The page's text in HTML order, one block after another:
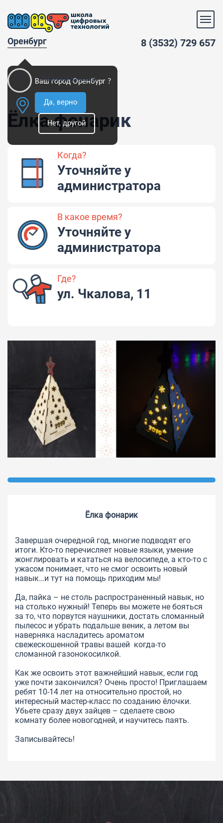
Оренбург
Ваш город Оренбург ?
Да, верно
Нет, другой
8 (3532) 729 657
Мастер-классы
Ёлка фонарик
Когда?
Уточняйте у
администратора
В какое время?
Уточняйте у
администратора
Где?
ул. Чкалова, 11
Ёлка фонарик
Завершая очередной год, многие подводят его
итоги. Кто-то перечисляет новые языки, умение
жонглировать и кататься на велосипеде, а кто-то с
ужасом понимает, что не смог освоить новый
навык…и тут на помощь приходим мы!
Да, пайка – не столь распространенный навык, но
на столько нужный! Теперь вы можете не бояться
за то, что порвутся наушники, достать сломанный
пылесос и убрать подальше веник, а летом вы
наверняка насладитесь ароматом
свежескошенной травы вашей когда-то
сломанной газонокосилкой.
Как же освоить этот важнейший навык, если год
уже почти закончился? Очень просто! Приглашаем
ребят 10-14 лет на относительно простой, но
интересный мастер-класс по созданию ёлочки.
Убьете сразу двух зайцев – сделаете свою
комнату более новогодней, и научитесь паять.
Записывайтесь!